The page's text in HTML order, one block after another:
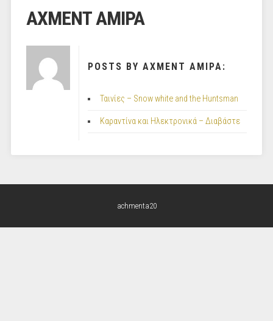
ΑΧΜΕΝΤ ΑΜΙΡΑ
POSTS BY ΑΧΜΕΝΤ ΑΜΙΡΑ:
Ταινίες – Snow white and the Huntsman
Καραντίνα και Ηλεκτρονικά – Διαβάστε
achmenta20